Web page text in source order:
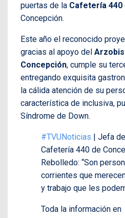
puertas de la Cafetería 440
Concepción.
Este año el reconocido
gracias al apoyo del
Concepción, cumple su
entregando exquisita
la cálida atención de su
característica de inclusiva,
Síndrome de Down.
#TVUNoticias | Jefa
Cafetería 440 de
Rebolledo: “Son
corrientes que
y trabajo que les
Toda la información en